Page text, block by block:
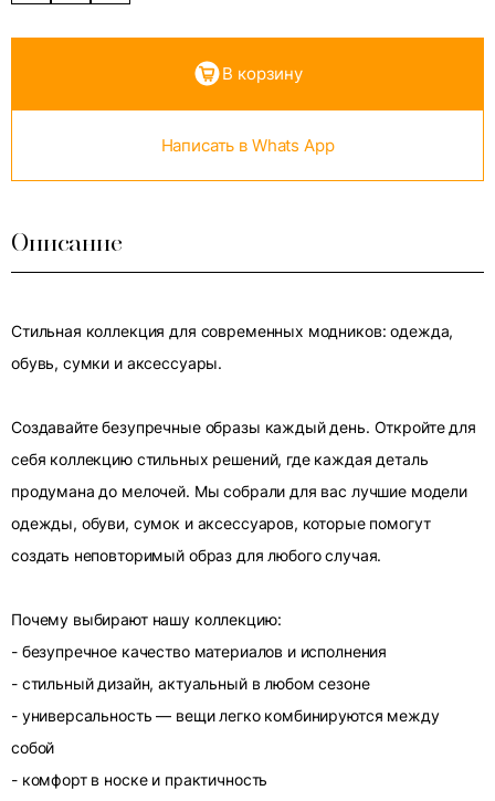
В корзину
Написать в Whats App
Описание
Стильная коллекция для современных модников: одежда,
обувь, сумки и аксессуары.
Создавайте безупречные образы каждый день. Откройте для
себя коллекцию стильных решений, где каждая деталь
продумана до мелочей. Мы собрали для вас лучшие модели
одежды, обуви, сумок и аксессуаров, которые помогут
создать неповторимый образ для любого случая.
Почему выбирают нашу коллекцию:
- безупречное качество материалов и исполнения
- стильный дизайн, актуальный в любом сезоне
- универсальность — вещи легко комбинируются между
собой
- комфорт в носке и практичность